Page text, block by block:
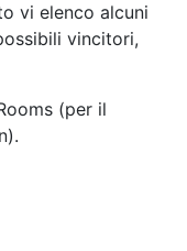
vi elenco alcuni
vincitori,
(per il